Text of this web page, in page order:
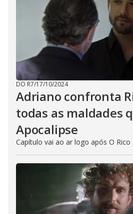
DO R7/17/10/2024
Adriano confronta
todas as maldades
Apocalipse
Capítulo vai ao ar logo após O Rico